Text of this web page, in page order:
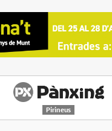
Pirineus